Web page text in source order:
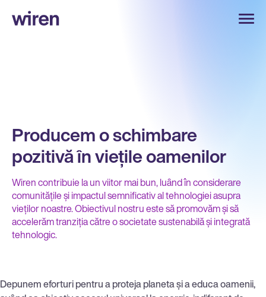
Producem o schimbare
pozitivă în viețile oamenilor
Wiren contribuie la un viitor mai bun, luând în considerare
comunitățile și impactul semnificativ al tehnologiei asupra
vieților noastre. Obiectivul nostru este să promovăm și să
accelerăm tranziția către o societate sustenabilă și integrată
tehnologic.
Depunem eforturi pentru a proteja planeta și a educa oamenii,